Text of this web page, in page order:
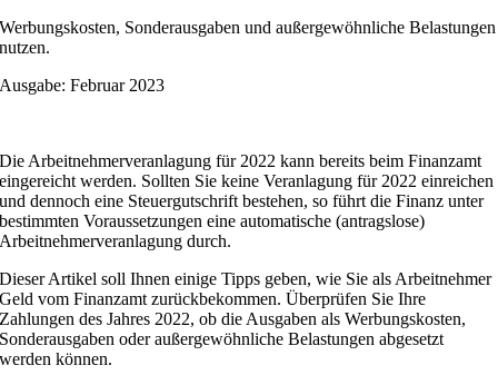
Werbungskosten, Sonderausgaben und außergewöhnliche Belastungen
nutzen.
Ausgabe: Februar 2023
Die Arbeitnehmerveranlagung für 2022 kann bereits beim Finanzamt
eingereicht werden. Sollten Sie keine Veranlagung für 2022 einreichen
und dennoch eine Steuergutschrift bestehen, so führt die Finanz unter
bestimmten Voraussetzungen eine automatische (antragslose)
Arbeitnehmerveranlagung durch.
Dieser Artikel soll Ihnen einige Tipps geben, wie Sie als Arbeitnehmer
Geld vom Finanzamt zurückbekommen. Überprüfen Sie Ihre
Zahlungen des Jahres 2022, ob die Ausgaben als Werbungskosten,
Sonderausgaben oder außergewöhnliche Belastungen abgesetzt
werden können.